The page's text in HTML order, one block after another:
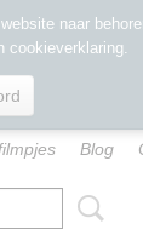
Blog
naar
cookieverklaring.